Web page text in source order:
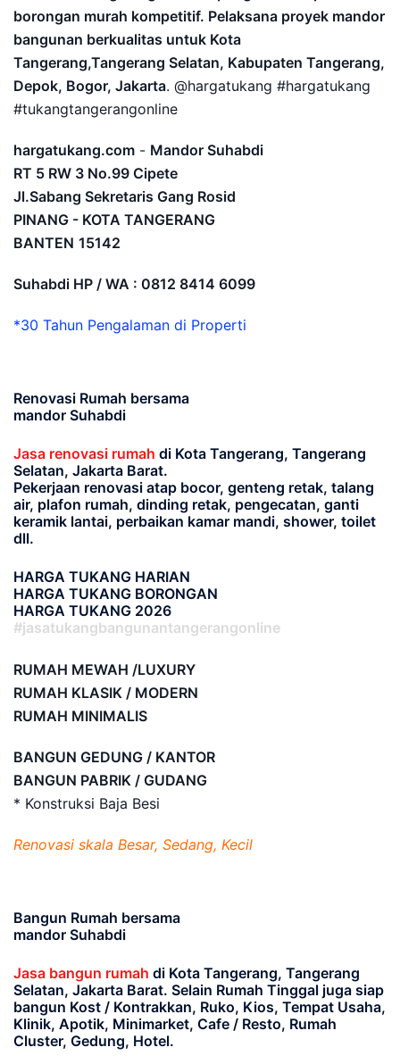
borongan murah kompetitif. Pelaksana proyek mandor
bangunan berkualitas untuk Kota
Tangerang,Tangerang Selatan, Kabupaten Tangerang,
Depok, Bogor, Jakarta. @hargatukang #hargatukang
#tukangtangerangonline
hargatukang.com - Mandor Suhabdi
RT 5 RW 3 No.99 Cipete
Jl.Sabang Sekretaris Gang Rosid
PINANG - KOTA TANGERANG
BANTEN 15142
Suhabdi HP / WA : 0812 8414 6099
*30 Tahun Pengalaman di Properti
Renovasi Rumah bersama
mandor Suhabdi
Jasa renovasi rumah di Kota Tangerang, Tangerang
Selatan, Jakarta Barat.
Pekerjaan renovasi atap bocor, genteng retak, talang
air, plafon rumah, dinding retak, pengecatan, ganti
keramik lantai, perbaikan kamar mandi, shower, toilet
dll.
HARGA TUKANG HARIAN
HARGA TUKANG BORONGAN
HARGA TUKANG 2026
#jasatukangbangunantangerangonline
RUMAH MEWAH /LUXURY
RUMAH KLASIK / MODERN
RUMAH MINIMALIS
BANGUN GEDUNG / KANTOR
BANGUN PABRIK / GUDANG
* Konstruksi Baja Besi
Renovasi skala Besar, Sedang, Kecil
Bangun Rumah bersama
mandor Suhabdi
Jasa bangun rumah di Kota Tangerang, Tangerang
Selatan, Jakarta Barat. Selain Rumah Tinggal juga siap
bangun Kost / Kontrakkan, Ruko, Kios, Tempat Usaha,
Klinik, Apotik, Minimarket, Cafe / Resto, Rumah
Cluster, Gedung, Hotel.